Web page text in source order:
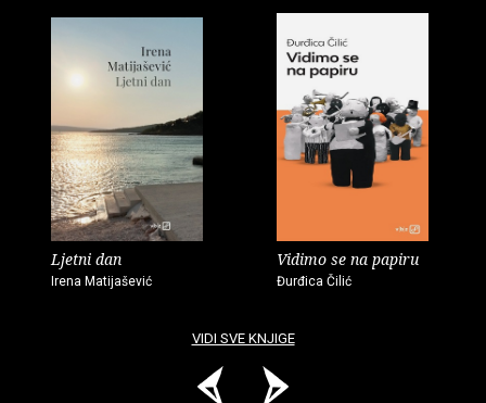
Ljetni dan
Irena Matijašević
Vidimo se na papiru
Đurđica Čilić
VIDI SVE KNJIGE